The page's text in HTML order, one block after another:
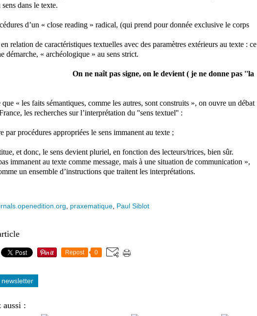
dans le texte.
d’un « close reading » radical, (qui prend pour donnée exclusive le corps
relation de caractéristiques textuelles avec des paramètres extérieurs au texte : ce
démarche, « archéologique » au sens strict.
On ne naît pas signe, on le devient ( je ne donne pas ''la
« les faits sémantiques, comme les autres, sont construits », on ouvre un débat
les recherches sur l’interprétation du ''sens textuel'' :
par procédures appropriées le sens immanent au texte ;
et donc, le sens devient pluriel, en fonction des lecteurs/trices, bien sûr.
immanent au texte comme message, mais à une situation de communication »,
un ensemble d’instructions que traitent les interprétations.
praxematique Paul Siblot
Repost 0
aussi :